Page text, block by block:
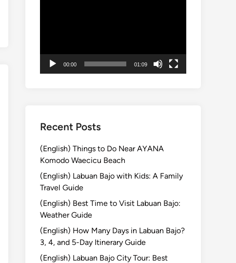
00:00 01:09
Recent Posts
(English) Things to Do Near AYANA
Komodo Waecicu Beach
(English) Labuan Bajo with Kids: A Family
Travel Guide
(English) Best Time to Visit Labuan Bajo:
Weather Guide
(English) How Many Days in Labuan Bajo?
3, 4, and 5-Day Itinerary Guide
(English) Labuan Bajo City Tour: Best